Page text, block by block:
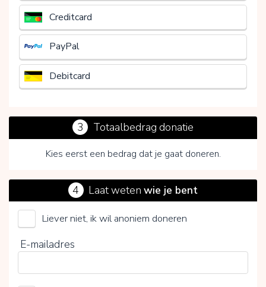
Creditcard
PayPal
Debitcard
3 Totaalbedrag donatie
Kies eerst een bedrag dat je gaat doneren.
Vlinderkind (Stichting)
Kies je vrijwillige bijdrage
4 Laat wetenwie je bent
Liever niet, ik wil anoniem doneren
E-mailadres